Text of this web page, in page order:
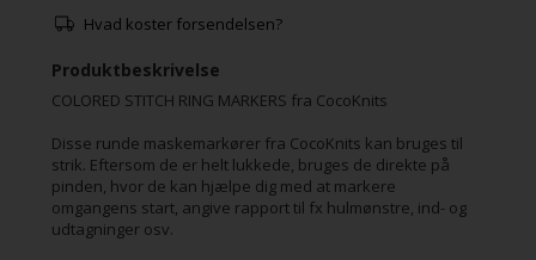
Hvad koster forsendelsen?
Produktbeskrivelse
COLORED STITCH RING MARKERS fra CocoKnits
Disse runde maskemarkører fra CocoKnits kan bruges til
strik. Eftersom de er helt lukkede, bruges de direkte på
pinden, hvor de kan hjælpe dig med at markere
omgangens start, angive rapport til fx hulmønstre, ind- og
udtagninger osv.